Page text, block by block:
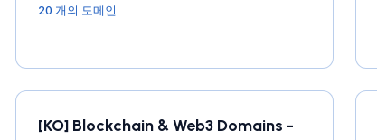
20 개의 도메인
[KO] Blockchain & Web3 Domains -